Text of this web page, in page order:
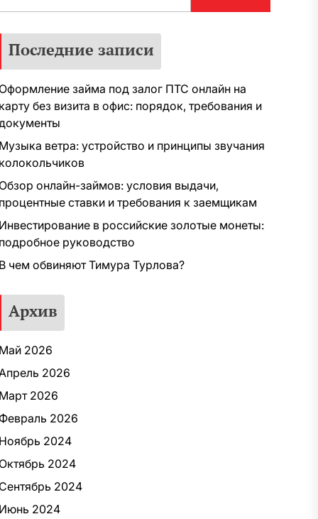
Последние записи
Оформление займа под залог ПТС онлайн на
карту без визита в офис: порядок, требования и
Музыка ветра: устройство и принципы звучания
колокольчиков
Обзор онлайн-займов: условия выдачи,
процентные ставки и требования к заемщикам
Инвестирование в российские золотые монеты:
подробное руководство
В чем обвиняют Тимура Турлова?
Архив
Май 2026
2026
Март 2026
Февраль 2026
Ноябрь 2024
Октябрь 2024
Сентябрь 2024
Июнь 2024